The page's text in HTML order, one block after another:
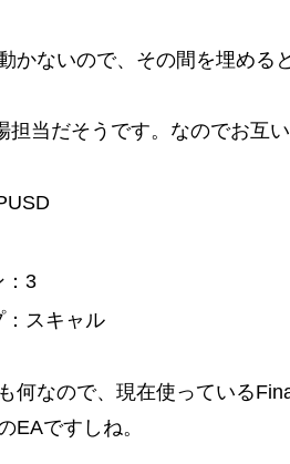
かないので、その間を埋める
担当だそうです。なのでお互
：3
：スキャル
何なので、現在使っている
EAですしね。